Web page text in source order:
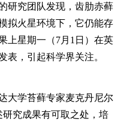
研究团队发现，齿肋赤藓
拟火星环境下，它仍能存
上星期一（7月1日）在英
表，引起科学界关注。
大学苔藓专家麦克丹尼尔
研究成果有可取之处，培